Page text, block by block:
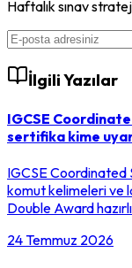
Haftalık sınav
İlgili Yazılar
IGCSE
sertifika kime
IGCSE Coordinated
komut kelimeleri ve
Double Award
24 Temmuz 2026